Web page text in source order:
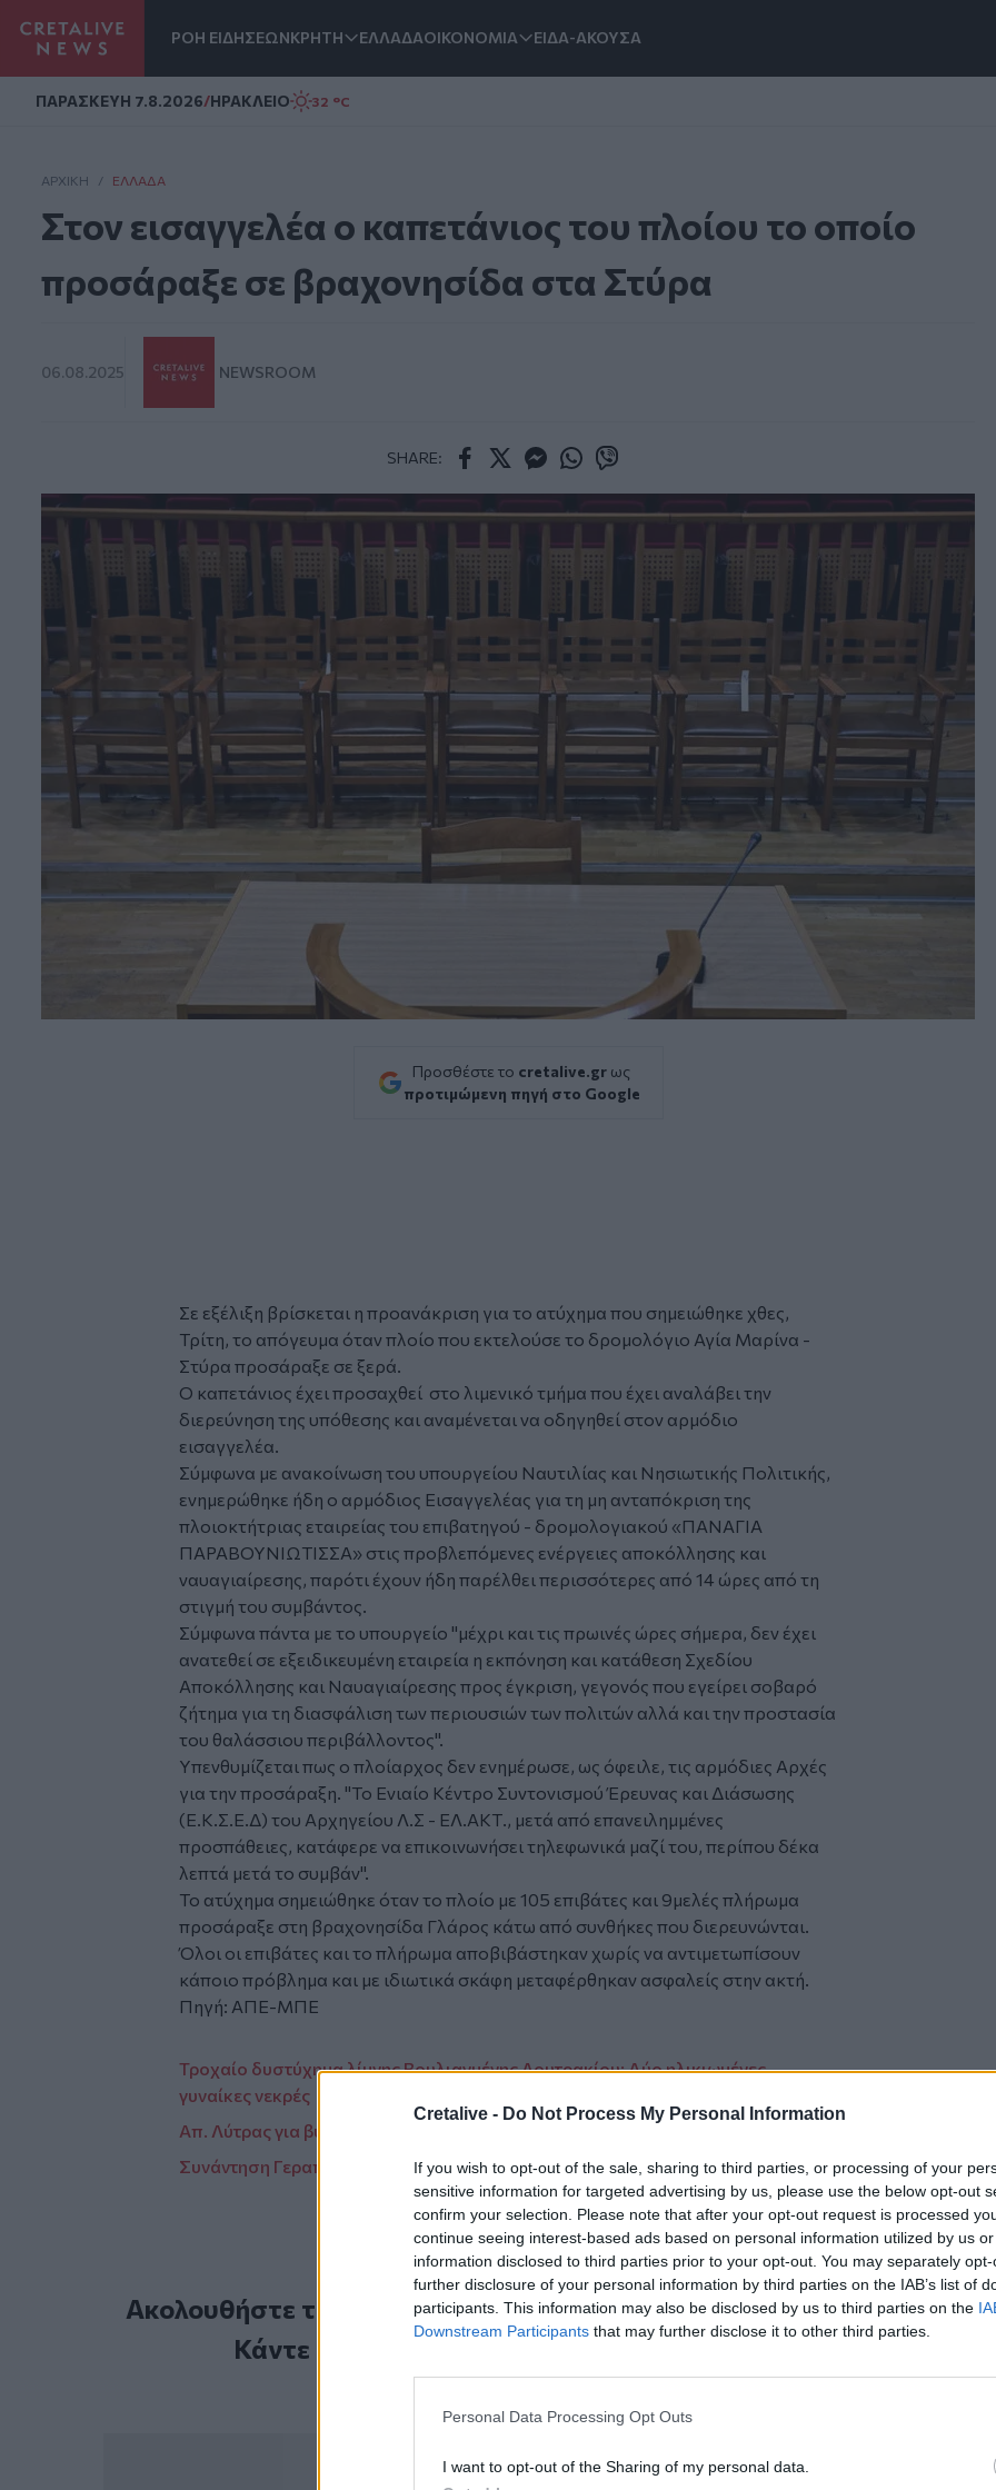
Cretalive - Do Not Process My Personal Information
If you wish to opt-out of the sale, sharing to third parties, or processing of your
sensitive information for targeted advertising by us, please use the below opt-out
confirm your selection. Please note that after your opt-out request is processed
continue seeing interest-based ads based on personal information utilized by us
information disclosed to third parties prior to your opt-out. You may separately
further disclosure of your personal information by third parties on the IAB’s list of
participants. This information may also be disclosed by us to third parties on the
Downstream Participants that may further disclose it to other third parties.
Personal Data Processing Opt Outs
I want to opt-out of the Sharing of my personal data.
ΡΟΗ ΕΙΔΗΣΕΩΝΚΡΗΤΗ ΕΛΛΑΔΑΟΙΚΟΝΟΜΙΑ ΕΙΔΑ-ΑΚΟΥΣΑ
ΠΑΡΑΣΚΕΥΗ 7.8.2026/ΗΡΑΚΛΕΙΟ 32 °C
ΑΡΧΙΚΗ / ΕΛΛΆΔΑ
Στον εισαγγελέα ο καπετάνιος του πλοίου το οποίο
προσάραξε σε βραχονησίδα στα Στύρα
06.08.2025 NEWSROOM
SHARE:
Προσθέστε το cretalive.gr ως
προτιμώμενη πηγή στο Google
Σε εξέλιξη βρίσκεται η προανάκριση για το ατύχημα που σημειώθηκε χθες,
Τρίτη, το απόγευμα όταν πλοίο που εκτελούσε το δρομολόγιο Αγία Μαρίνα -
Στύρα προσάραξε σε ξερά.
Ο καπετάνιος έχει προσαχθεί στο λιμενικό τμήμα που έχει αναλάβει την
διερεύνηση της υπόθεσης και αναμένεται να οδηγηθεί στον αρμόδιο
εισαγγελέα.
Σύμφωνα με ανακοίνωση του υπουργείου Ναυτιλίας και Νησιωτικής Πολιτικής,
ενημερώθηκε ήδη ο αρμόδιος Εισαγγελέας για τη μη ανταπόκριση της
πλοιοκτήτριας εταιρείας του επιβατηγού - δρομολογιακού «ΠΑΝΑΓΙΑ
ΠΑΡΑΒΟΥΝΙΩΤΙΣΣΑ» στις προβλεπόμενες ενέργειες αποκόλλησης και
ναυαγιαίρεσης, παρότι έχουν ήδη παρέλθει περισσότερες από 14 ώρες από τη
στιγμή του συμβάντος.
Σύμφωνα πάντα με το υπουργείο "μέχρι και τις πρωινές ώρες σήμερα, δεν έχει
ανατεθεί σε εξειδικευμένη εταιρεία η εκπόνηση και κατάθεση Σχεδίου
Αποκόλλησης και Ναυαγιαίρεσης προς έγκριση, γεγονός που εγείρει σοβαρό
ζήτημα για τη διασφάλιση των περιουσιών των πολιτών αλλά και την προστασία
του θαλάσσιου περιβάλλοντος".
Υπενθυμίζεται πως ο πλοίαρχος δεν ενημέρωσε, ως όφειλε, τις αρμόδιες Αρχές
για την προσάραξη. "Το Ενιαίο Κέντρο Συντονισμού Έρευνας και Διάσωσης
(Ε.Κ.Σ.Ε.Δ) του Αρχηγείου Λ.Σ - ΕΛ.ΑΚΤ., μετά από επανειλημμένες
προσπάθειες, κατάφερε να επικοινωνήσει τηλεφωνικά μαζί του, περίπου δέκα
λεπτά μετά το συμβάν".
Το ατύχημα σημειώθηκε όταν το πλοίο με 105 επιβάτες και 9μελές πλήρωμα
προσάραξε στη βραχονησίδα Γλάρος κάτω από συνθήκες που διερευνώνται.
Όλοι οι επιβάτες και το πλήρωμα αποβιβάστηκαν χωρίς να αντιμετωπίσουν
κάποιο πρόβλημα και με ιδιωτικά σκάφη μεταφέρθηκαν ασφαλείς στην ακτή.
Πηγή: ΑΠΕ-ΜΠΕ
Τροχαίο δυστύχημα λίμνης Βουλιαγμένης Λουτρακίου: Δύο ηλικιωμένες
γυναίκες νεκρές
Απ. Λύτρας για βύθιση σκάφους: "Δεν ανταποκρινόταν το τιμόνι"
Συνάντηση Γεραπετρίτη με τον Αιγύπτιο ΥΠΕΞ
Ακολουθήστε το Cretalive στοGoogle Newsκαι στοFacebook
Κάντε εγγραφή στο κανάλι μας στο